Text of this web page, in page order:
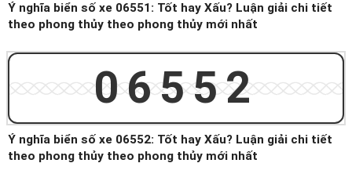
Ý nghĩa biển số xe 06551: Tốt hay Xấu? Luận giải chi tiết
theo phong thủy theo phong thủy mới nhất
06552
Ý nghĩa biển số xe 06552: Tốt hay Xấu? Luận giải chi tiết
theo phong thủy theo phong thủy mới nhất